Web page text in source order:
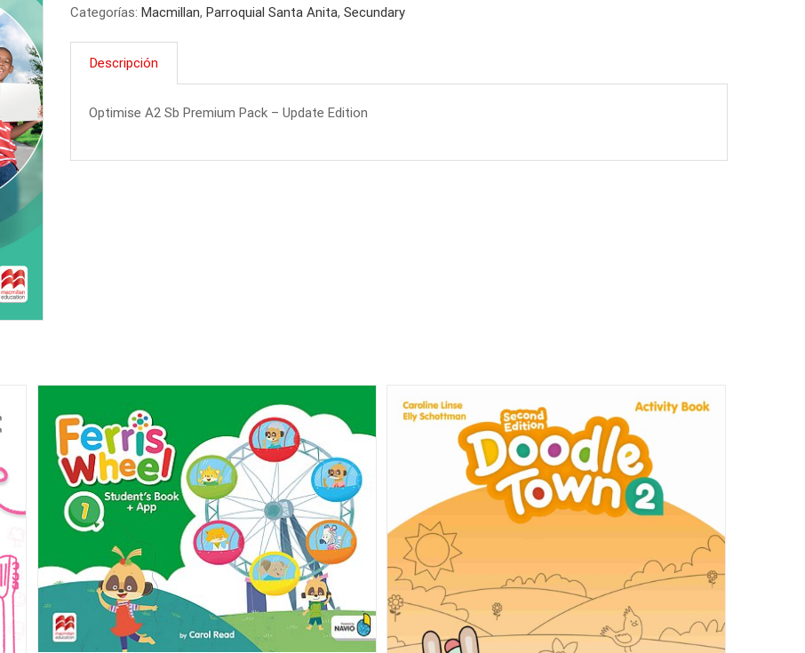
Premium
Pack
-
Edition
Categorías: Macmillan, Parroquial Santa Anita, Secundary
Descripción
Optimise A2 Sb Premium Pack – Update Edition